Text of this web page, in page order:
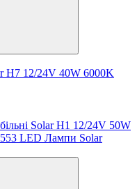
H7 12/24V 40W 6000K